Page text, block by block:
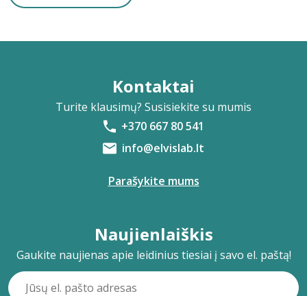
Kontaktai
Turite klausimų? Susisiekite su mumis
+370 667 80 541
info@elvislab.lt
Parašykite mums
Naujienlaiškis
Gaukite naujienas apie leidinius tiesiai į savo el. paštą!